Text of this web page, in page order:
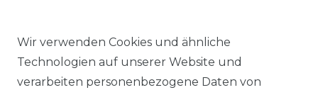
Ähnlicher Artikel
Wir verwenden Cookies und ähnliche
Technologien auf unserer Website und
verarbeiten personenbezogene Daten von